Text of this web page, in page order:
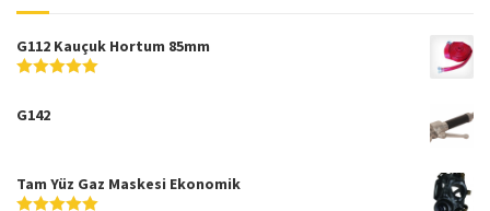
G112 Kauçuk Hortum 85mm
G142
Tam Yüz Gaz Maskesi Ekonomik